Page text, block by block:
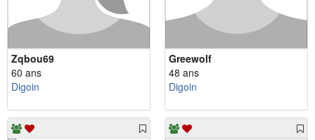
Zqbou69
60 ans
Digoin
Greewolf
48 ans
Digoin